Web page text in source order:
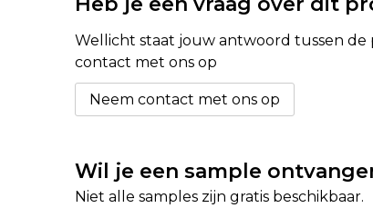
Wellicht staat jouw antwoord tussen de
contact met ons op
Neem contact met ons op
Wil je een sample
Niet alle samples zijn gratis beschikbaar.